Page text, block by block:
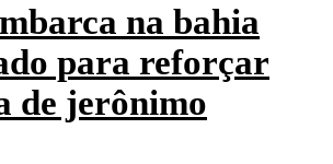
na bahia
para reforçar
de jerônimo